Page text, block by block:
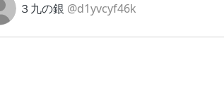
３九の銀 @d1yvcyf46k